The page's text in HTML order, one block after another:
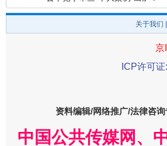
东山县通报“牛蛙产品抗生素超标问题
关于我们
京
ICP许可
资料编辑/网络推广/法律咨询
中国公共传媒网、